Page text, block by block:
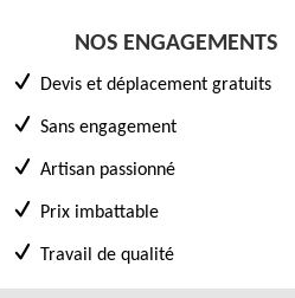
NOS ENGAGEMENTS
Devis et déplacement gratuits
Sans engagement
Artisan passionné
Prix imbattable
Travail de qualité